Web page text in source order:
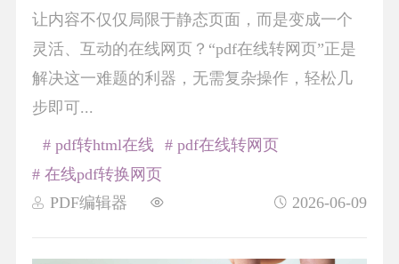
让内容不仅仅局限于静态页面，而是变成一个
灵活、互动的在线网页？“pdf在线转网页”正是
解决这一难题的利器，无需复杂操作，轻松几
步即可...
PDF编辑器 2026-06-09
# pdf转html在线
# pdf在线转网页
# 在线pdf转换网页